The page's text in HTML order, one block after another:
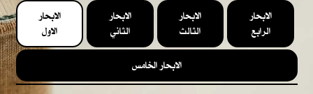
الابحار
الاول
الابحار
الثاني
الابحار
الثالث
الابحار
الرابع
الابحار الخامس